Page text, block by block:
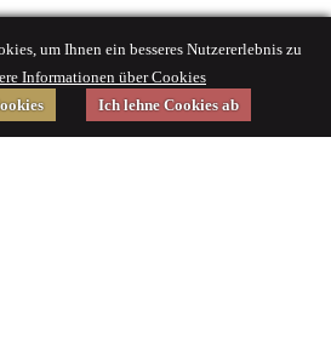
um Ihnen ein besseres Nutzererlebnis zu
Informationen über Cookies
Ich lehne Cookies ab